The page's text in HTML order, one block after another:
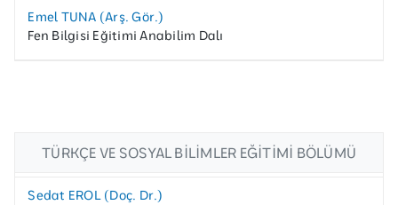
Emel TUNA (Arş. Gör.)
Fen Bilgisi Eğitimi Anabilim Dalı
TÜRKÇE VE SOSYAL BILIMLER EĞITIMI BÖLÜMÜ
Sedat EROL (Doç. Dr.)